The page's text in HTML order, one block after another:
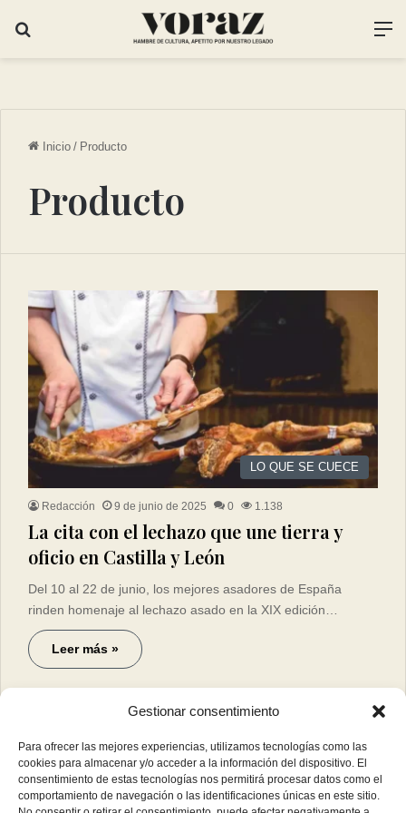
Gestionar consentimiento
Para ofrecer las mejores experiencias, utilizamos tecnologías como las
cookies para almacenar y/o acceder a la información del dispositivo. El
consentimiento de estas tecnologías nos permitirá procesar datos como el
comportamiento de navegación o las identificaciones únicas en este sitio.
Inicio / Producto
Producto
LO QUE SE CUECE
Redacción 9 de junio de 2025 0 1.138
La cita con el lechazo que une tierra y
oficio en Castilla y León
Del 10 al 22 de junio, los mejores asadores de España
rinden homenaje al lechazo asado en la XIX edición…
Leer más »